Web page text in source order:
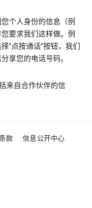
个人身份的信息（例
要求我们这样做。例
“点按通话”按钮，我们
享您的电话号码。
来自合作伙伴的信
款 信息公开中心